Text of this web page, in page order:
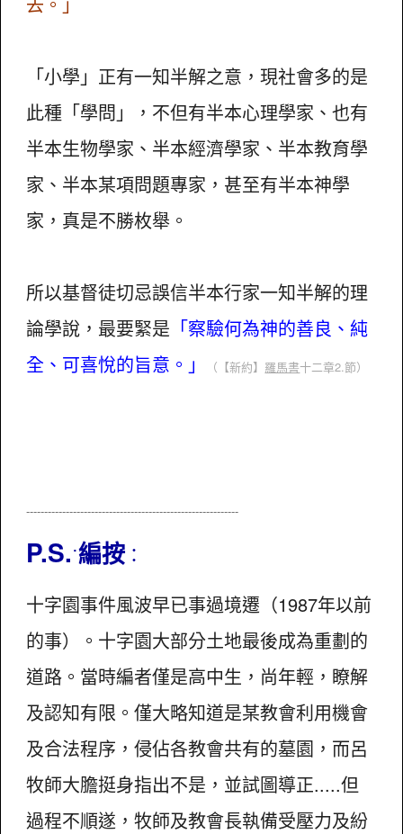
「小學」正有一知半解之意，現社會多的是
此種「學問」，不但有半本心理學家、也有
半本生物學家、半本經濟學家、半本教育學
家、半本某項問題專家，甚至有半本神學
家，真是不勝枚舉。
所以基督徒切忌誤信半本行家一知半解的理
論學說，最要緊是 「察驗何為神的善良、純
全、可喜悅的旨意。」
（【新約】 羅馬書十二章2.節）
-----------------------------------------------------------
P.S.˙編按 ：
十字園事件風波早已事過境遷（1987年以前
的事）。十字園大部分土地最後成為重劃的
道路。當時編者僅是高中生，尚年輕，瞭解
及認知有限。僅大略知道是某教會利用機會
及合法程序，侵佔各教會共有的墓園，而呂
牧師大膽挺身指出不是，並試圖導正.....但
過程不順遂，牧師及教會長執備受壓力及紛